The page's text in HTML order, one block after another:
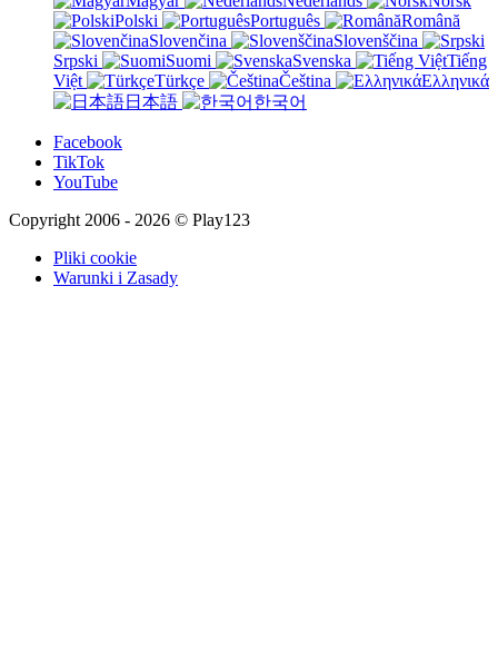
Polski
Português
Română
Slovenčina
Slovenščina
Srpski
Suomi Svenska
Tiếng
Việt
Türkçe Čeština
Ελληνικά
日本語
한국어
Facebook
TikTok
YouTube
Copyright 2006 - 2026 © Play123
Pliki cookie
Warunki i Zasady